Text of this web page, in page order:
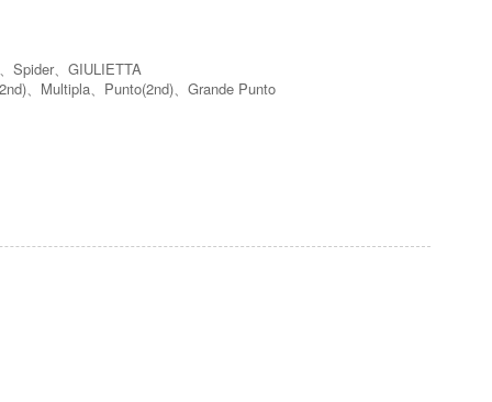
Spider、GIULIETTA
、Multipla、Punto(2nd)、Grande Punto